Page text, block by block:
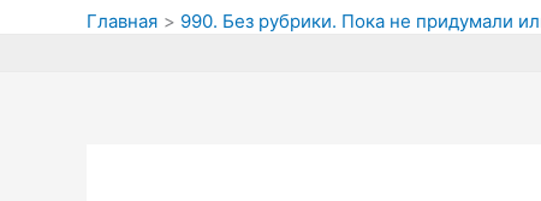
Главная
990. Без рубрики. Пока не придумали